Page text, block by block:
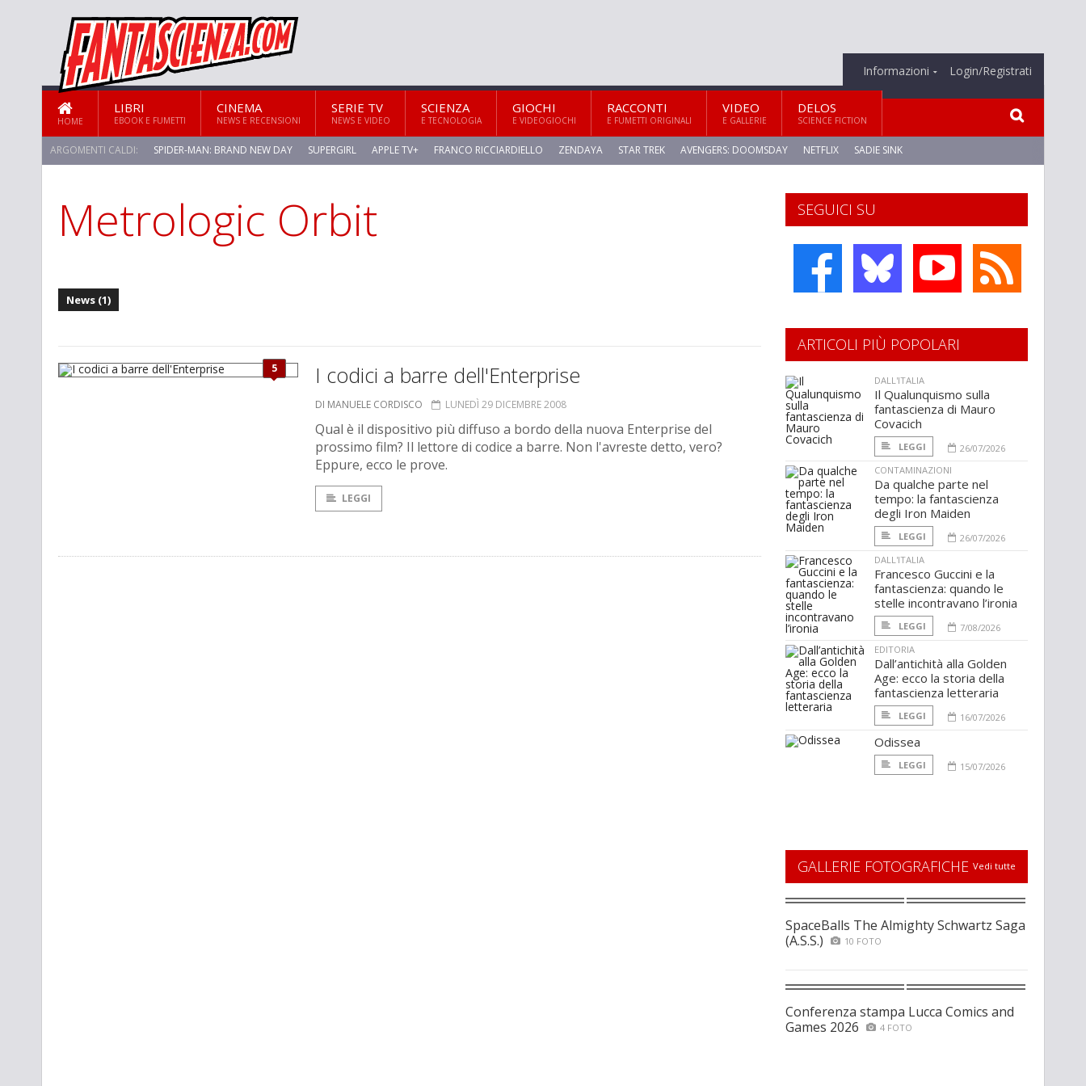
Informazioni Login/Registrati
HOME
LIBRI
EBOOK E FUMETTI
CINEMA
NEWS E RECENSIONI
SERIE TV
NEWS E VIDEO
SCIENZA
E TECNOLOGIA
GIOCHI
E VIDEOGIOCHI
RACCONTI
E FUMETTI ORIGINALI
VIDEO
E GALLERIE
DELOS
SCIENCE FICTION
ARGOMENTI CALDI: SPIDER-MAN: BRAND NEW DAY SUPERGIRL APPLE TV+ FRANCO RICCIARDIELLO ZENDAYA STAR TREK AVENGERS: DOOMSDAY NETFLIX SADIE SINK
STAR TREK: STRANGE NEW WORLDS
Metrologic Orbit
News (1)
5 I codici a barre dell'Enterprise
DI MANUELE CORDISCO LUNEDÌ 29 DICEMBRE 2008
Qual è il dispositivo più diffuso a bordo della nuova Enterprise del
prossimo film? Il lettore di codice a barre. Non l'avreste detto, vero?
Eppure, ecco le prove.
LEGGI
SEGUICI SU
ARTICOLI PIÙ POPOLARI
DALL'ITALIA
Il Qualunquismo sulla
fantascienza di Mauro
Covacich
LEGGI
26/07/2026
CONTAMINAZIONI
Da qualche parte nel
tempo: la fantascienza
degli Iron Maiden
LEGGI
26/07/2026
DALL'ITALIA
Francesco Guccini e la
fantascienza: quando le
stelle incontravano l’ironia
LEGGI
7/08/2026
EDITORIA
Dall’antichità alla Golden
Age: ecco la storia della
fantascienza letteraria
LEGGI 16/07/2026
Odissea
LEGGI 15/07/2026
GALLERIE FOTOGRAFICHE Vedi tutte
SpaceBalls The Almighty Schwartz Saga
(A.S.S.)
10 FOTO
Conferenza stampa Lucca Comics and
Games 2026
4 FOTO